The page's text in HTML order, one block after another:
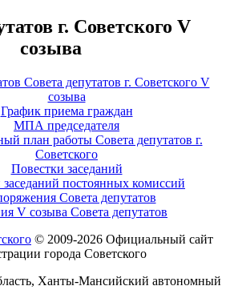
г. Советского V
созыва
Совета депутатов г. Советского V
созыва
График приема граждан
МПА председателя
план работы Совета депутатов г.
Советского
Повестки заседаний
постоянных комиссий
Совета депутатов
V созыва Совета депутатов
© 2009-2026 Официальный сайт
города Советского
Ханты-Мансийский автономный